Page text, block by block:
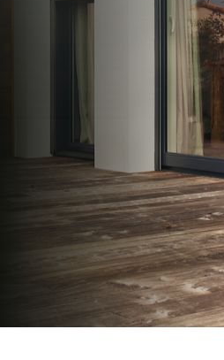
N2PRO Fermetures est
en volets roulants Somfy
apporter : Tarifs directs
d'achat - Assistance
service réactif avec
07 83 35 69 17
MON DEVIS MOTEUR
Voir tous nos produits